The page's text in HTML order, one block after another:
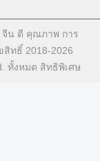
จีน ดี คุณภาพ การ
สิทธิ์ 2018-2026
ทั้งหมด สิทธิพิเศษ